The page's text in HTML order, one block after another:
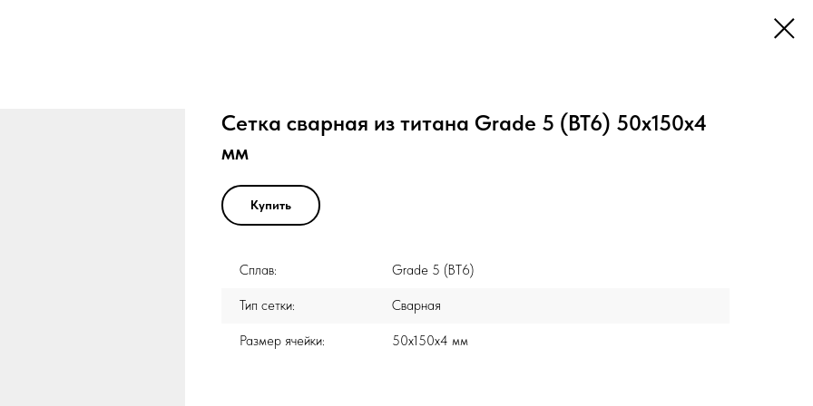
Сетка сварная из титана Grade 5 (ВТ6) 50x150х4
мм
Купить
Сплав: Grade 5 (ВТ6)
Тип сетки: Сварная
Размер ячейки: 50x150х4 мм